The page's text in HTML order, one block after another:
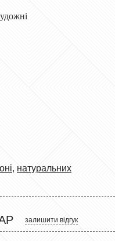
, натуральних
залишити відгук